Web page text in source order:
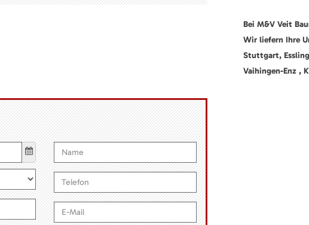
Bei M&V Veit
Wir liefern Ihre
Stuttgart,
Vaihingen-Enz ,